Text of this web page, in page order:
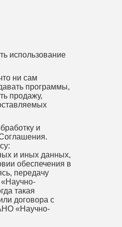
использование
ни сам
программы,
продажу,
и
и иных данных,
обеспечения в
передачу
такая
договора с
«Научно-